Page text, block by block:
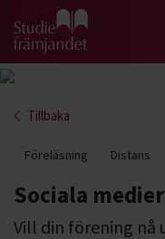
Gå till
Tillbaka
Föreläsning Distans
Sociala
Vill din förening nå